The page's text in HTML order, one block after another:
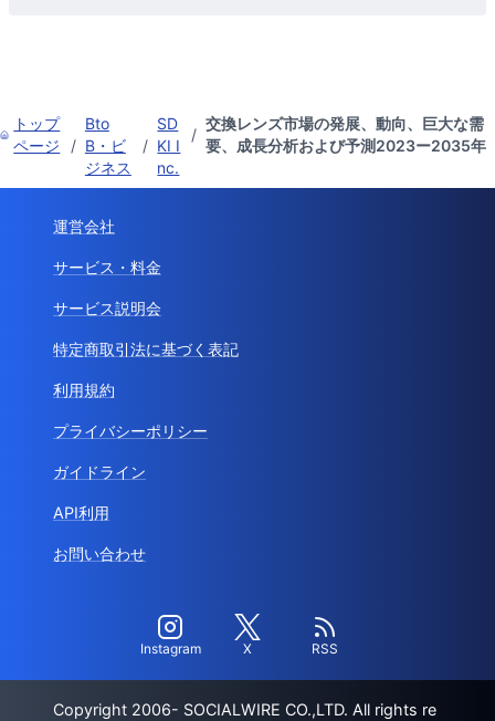
トップ
ページ
/
Bto
B・ビ
ジネス
/
SD
KI I
nc.
/
交換レンズ市場の発展、動向、巨大な需
要、成長分析および予測2023ー2035年
運営会社
サービス・料金
サービス説明会
特定商取引法に基づく表記
利用規約
プライバシーポリシー
ガイドライン
API利用
お問い合わせ
Instagram X RSS
Copyright 2006- SOCIALWIRE CO.,LTD. All rights re